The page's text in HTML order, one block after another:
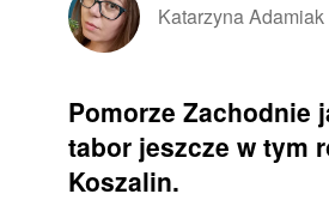
Katarzyna Adamiak
Pomorze Zachodnie
tabor jeszcze w tym
Koszalin.